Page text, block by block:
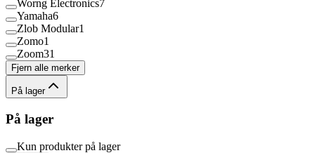
Worng Electronics7
Yamaha6
Zlob Modular1
Zomo1
Zoom31
Fjern alle merker
På lager
På lager
Kun produkter på lager